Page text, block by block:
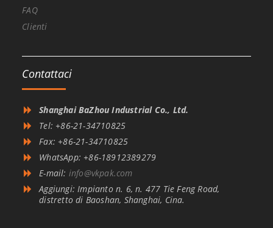
FAQ
Clienti
Contattaci
Shanghai BaZhou Industrial Co., Ltd.
Tel: +86-21-34710825
Fax: +86-21-34710825
WhatsApp: +86-18912389279
E-mail: info@vkpak.com
Aggiungi: Impianto n. 6, n. 477 Tie Feng Road,
distretto di Baoshan, Shanghai, Cina.